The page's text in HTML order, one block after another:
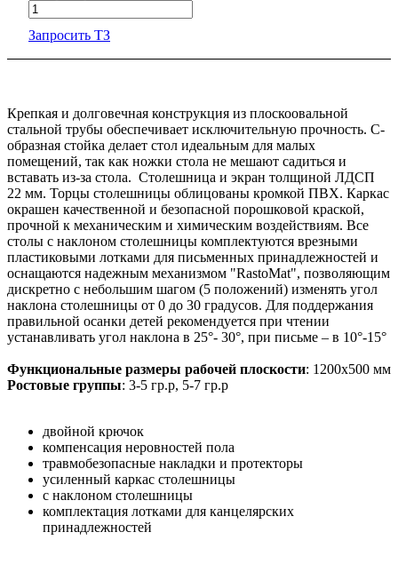
Запросить ТЗ
Крепкая и долговечная конструкция из плоскоовальной
стальной трубы обеспечивает исключительную прочность. С-
образная стойка делает стол идеальным для малых
помещений, так как ножки стола не мешают садиться и
вставать из-за стола. Столешница и экран толщиной ЛДСП
22 мм. Торцы столешницы облицованы кромкой ПВХ. Каркас
окрашен качественной и безопасной порошковой краской,
прочной к механическим и химическим воздействиям. Все
столы с наклоном столешницы комплектуются врезными
пластиковыми лотками для письменных принадлежностей и
оснащаются надежным механизмом "RastoMat", позволяющим
дискретно с небольшим шагом (5 положений) изменять угол
наклона столешницы от 0 до 30 градусов. Для поддержания
правильной осанки детей рекомендуется при чтении
устанавливать угол наклона в 25°- 30°, при письме – в 10°-15°
Функциональные размеры рабочей плоскости: 1200х500 мм
Ростовые группы: 3-5 гр.р, 5-7 гр.р
двойной крючок
компенсация неровностей пола
травмобезопасные накладки и протекторы
усиленный каркас столешницы
с наклоном столешницы
комплектация лотками для канцелярских
принадлежностей